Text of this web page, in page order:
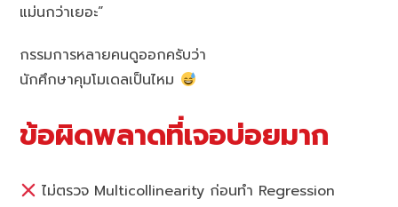
แม่นกว่าเยอะ”
กรรมการหลายคนดูออกครับว่า
นักศึกษาคุมโมเดลเป็นไหม
ข้อผิดพลาดที่เจอบ่อยมาก
ไม่ตรวจ Multicollinearity ก่อนทำ Regression